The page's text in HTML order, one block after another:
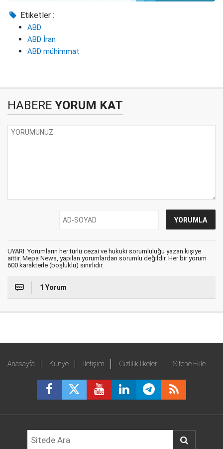
Etiketler :
ABD
ABD İran
ABD mühimmat
HABERE YORUM KAT
UYARI: Yorumların her türlü cezai ve hukuki sorumluluğu yazan kişiye
aittir. Mepa News, yapılan yorumlardan sorumlu değildir. Her bir yorum
600 karakterle (boşluklu) sınırlıdır.
1 Yorum
Anasayfa Künye İletişim Gizlilik İlkeleri Sitene Ekle